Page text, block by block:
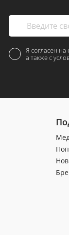
Я согласен
а также с